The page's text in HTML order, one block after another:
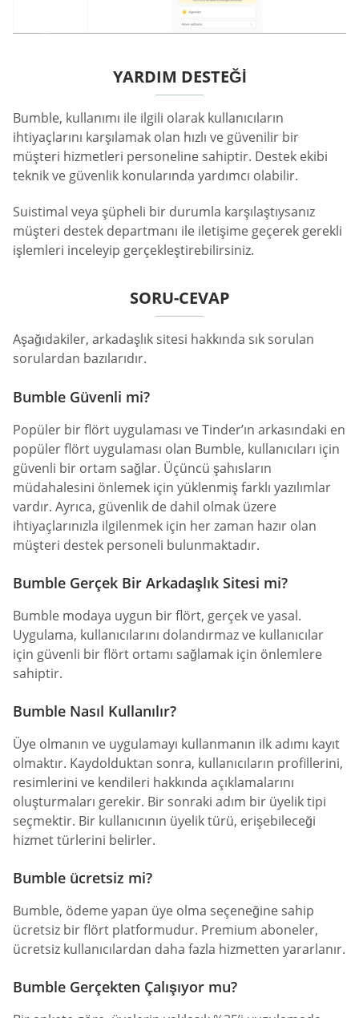
YARDIM DESTEĞI
Bumble, kullanımı ile ilgili olarak kullanıcıların
ihtiyaçlarını karşılamak olan hızlı ve güvenilir bir
müşteri hizmetleri personeline sahiptir. Destek ekibi
teknik ve güvenlik konularında yardımcı olabilir.
Suistimal veya şüpheli bir durumla karşılaştıysanız
müşteri destek departmanı ile iletişime geçerek gerekli
işlemleri inceleyip gerçekleştirebilirsiniz.
SORU-CEVAP
Aşağıdakiler, arkadaşlık sitesi hakkında sık sorulan
sorulardan bazılarıdır.
Bumble Güvenli mi?
Popüler bir flört uygulaması ve Tinder’ın arkasındaki en
popüler flört uygulaması olan Bumble, kullanıcıları için
güvenli bir ortam sağlar. Üçüncü şahısların
müdahalesini önlemek için yüklenmiş farklı yazılımlar
vardır. Ayrıca, güvenlik de dahil olmak üzere
ihtiyaçlarınızla ilgilenmek için her zaman hazır olan
müşteri destek personeli bulunmaktadır.
Bumble Gerçek Bir Arkadaşlık Sitesi mi?
Bumble modaya uygun bir flört, gerçek ve yasal.
Uygulama, kullanıcılarını dolandırmaz ve kullanıcılar
için güvenli bir flört ortamı sağlamak için önlemlere
sahiptir.
Bumble Nasıl Kullanılır?
Üye olmanın ve uygulamayı kullanmanın ilk adımı kayıt
olmaktır. Kaydolduktan sonra, kullanıcıların profillerini,
resimlerini ve kendileri hakkında açıklamalarını
oluşturmaları gerekir. Bir sonraki adım bir üyelik tipi
seçmektir. Bir kullanıcının üyelik türü, erişebileceği
hizmet türlerini belirler.
Bumble ücretsiz mi?
Bumble, ödeme yapan üye olma seçeneğine sahip
ücretsiz bir flört platformudur. Premium aboneler,
ücretsiz kullanıcılardan daha fazla hizmetten yararlanır.
Bumble Gerçekten Çalışıyor mu?